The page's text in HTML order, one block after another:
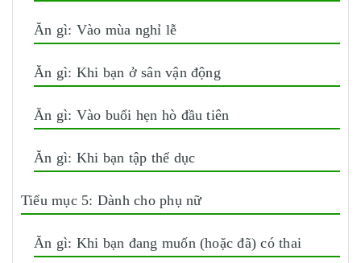
Ăn gì: Vào mùa nghỉ lễ
Ăn gì: Khi bạn ở sân vận động
Ăn gì: Vào buổi hẹn hò đầu tiên
Ăn gì: Khi bạn tập thể dục
Tiểu mục 5: Dành cho phụ nữ
Ăn gì: Khi bạn đang muốn (hoặc đã) có thai